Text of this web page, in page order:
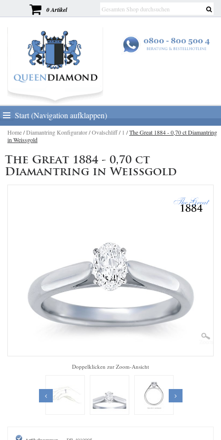
0 Artikel
Start (Navigation aufklappen)
Home/Diamantring Konfigurator/Ovalschliff/ 1 /The Great 1884 - 0,70 ct Diamantring
in Weissgold
The Great 1884 - 0,70 ct
Diamantring in Weissgold
Zoom
Doppelklicken zur Zoom-Ansicht